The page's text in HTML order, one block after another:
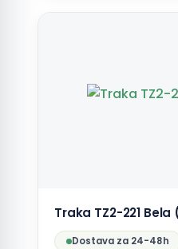
Traka TZ2-221
Dostava za 24-48h